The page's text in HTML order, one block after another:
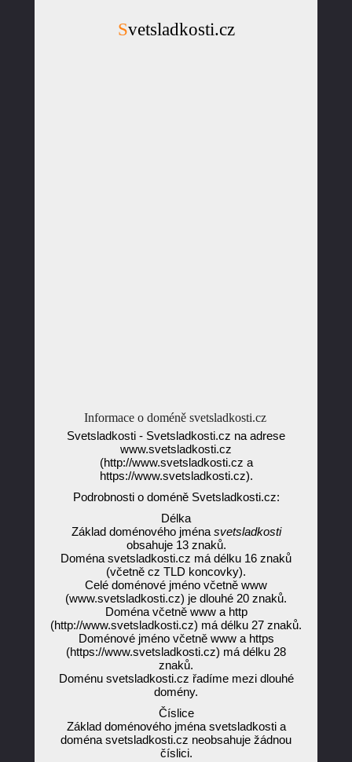
Svetsladkosti.cz
Informace o doméně svetsladkosti.cz
Svetsladkosti - Svetsladkosti.cz na adrese
www.svetsladkosti.cz
(http://www.svetsladkosti.cz a
https://www.svetsladkosti.cz).
Podrobnosti o doméně Svetsladkosti.cz:
Délka
Základ doménového jména svetsladkosti
obsahuje 13 znaků.
Doména svetsladkosti.cz má délku 16 znaků
(včetně cz TLD koncovky).
Celé doménové jméno včetně www
(www.svetsladkosti.cz) je dlouhé 20 znaků.
Doména včetně www a http
(http://www.svetsladkosti.cz) má délku 27 znaků.
Doménové jméno včetně www a https
(https://www.svetsladkosti.cz) má délku 28
znaků.
Doménu svetsladkosti.cz řadíme mezi dlouhé
domény.
Číslice
Základ doménového jména svetsladkosti a
doména svetsladkosti.cz neobsahuje žádnou
číslici.